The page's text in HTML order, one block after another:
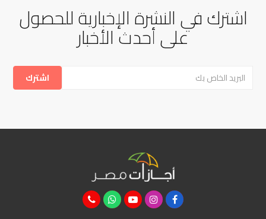
اشترك في النشرة الإخبارية للحصول
على أحدث الأخبار